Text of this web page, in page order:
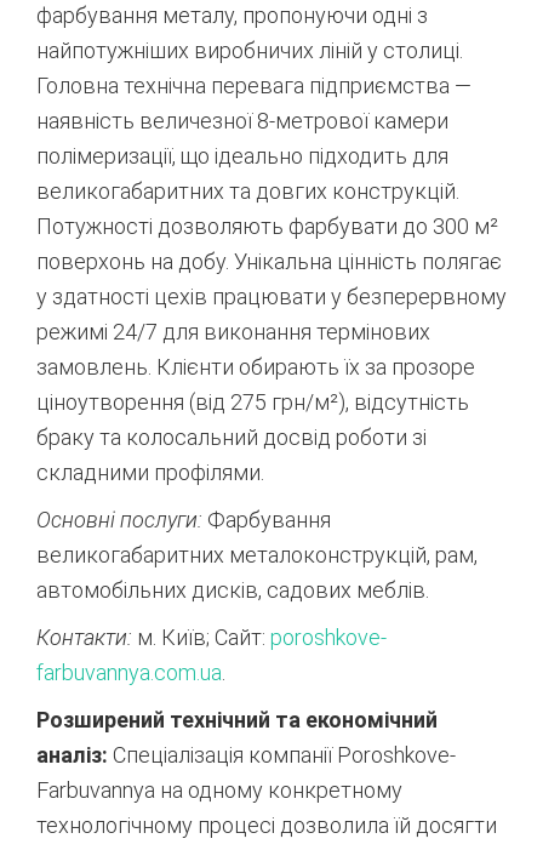
фарбування металу, пропонуючи одні з
найпотужніших виробничих ліній у столиці.
Головна технічна перевага підприємства —
наявність величезної 8-метрової камери
полімеризації, що ідеально підходить для
великогабаритних та довгих конструкцій.
Потужності дозволяють фарбувати до 300 м²
поверхонь на добу. Унікальна цінність полягає
у здатності цехів працювати у безперервному
режимі 24/7 для виконання термінових
замовлень. Клієнти обирають їх за прозоре
ціноутворення (від 275 грн/м²), відсутність
браку та колосальний досвід роботи зі
складними профілями.
Основні послуги: Фарбування
великогабаритних металоконструкцій, рам,
автомобільних дисків, садових меблів.
Контакти: м. Київ; Сайт: poroshkove-
farbuvannya. com.ua
Розширений технічний та економічний
аналіз: Спеціалізація компанії Poroshkove-
Farbuvannya на одному конкретному
технологічному процесі дозволила їй досягти